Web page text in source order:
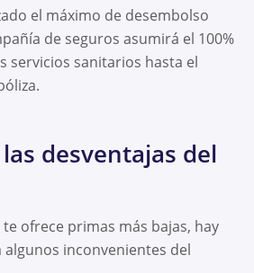
el máximo de desembolso
de seguros asumirá el 100%
servicios sanitarios hasta el
desventajas del
ofrece primas más bajas, hay
inconvenientes del